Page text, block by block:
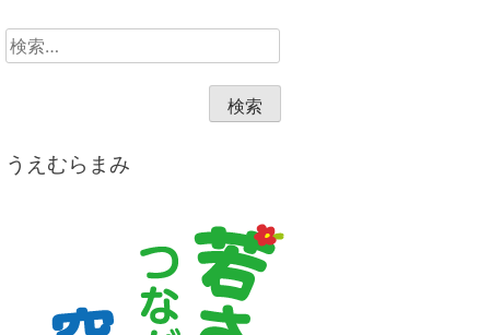
検
索:
うえむらまみ